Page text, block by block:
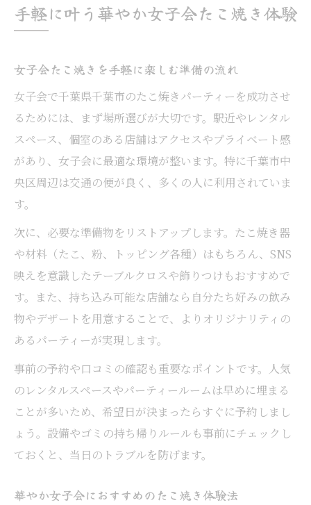
手軽に叶う華やか女子会たこ焼き体験
女子会たこ焼きを手軽に楽しむ準備の流れ
女子会で千葉県千葉市のたこ焼きパーティーを成功させ
るためには、まず場所選びが大切です。駅近やレンタル
スペース、個室のある店舗はアクセスやプライベート感
があり、女子会に最適な環境が整います。特に千葉市中
央区周辺は交通の便が良く、多くの人に利用されていま
す。
次に、必要な準備物をリストアップします。たこ焼き器
や材料（たこ、粉、トッピング各種）はもちろん、SNS
映えを意識したテーブルクロスや飾りつけもおすすめで
す。また、持ち込み可能な店舗なら自分たち好みの飲み
物やデザートを用意することで、よりオリジナリティの
あるパーティーが実現します。
事前の予約や口コミの確認も重要なポイントです。人気
のレンタルスペースやパーティールームは早めに埋まる
ことが多いため、希望日が決まったらすぐに予約しまし
ょう。設備やゴミの持ち帰りルールも事前にチェックし
ておくと、当日のトラブルを防げます。
華やか女子会におすすめのたこ焼き体験法